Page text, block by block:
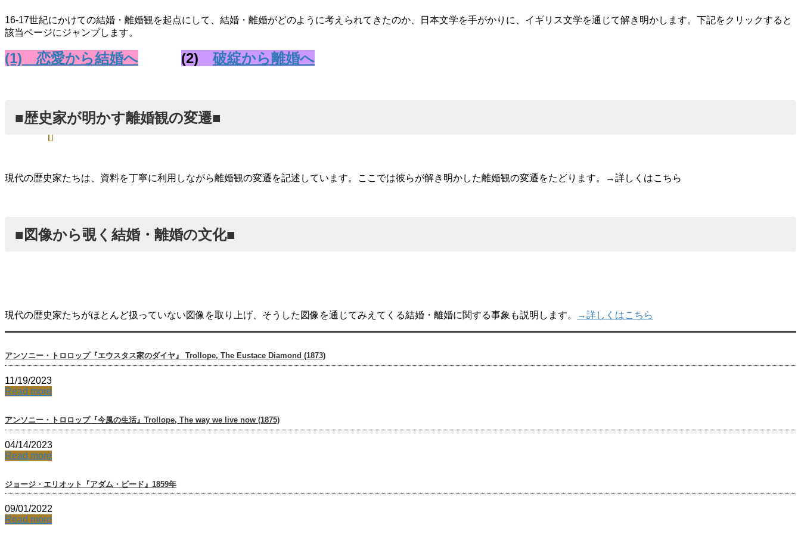
16-17世紀にかけての結婚・離婚観を起点にして、結婚・離婚がどのように考えられてきたのか、日本文学を手がかりに、イギリス文学を通じて解き明かします。下記をクリックすると
該当ページにジャンプします。
(1) 恋愛から結婚へ (2)破綻から離婚へ
■歴史家が明かす離婚観の変遷■
現代の歴史家たちは、資料を丁寧に利用しながら離婚観の変遷を記述しています。ここでは彼らが解き明かした離婚観の変遷をたどります。→詳しくはこちら
■図像から覗く結婚・離婚の文化■
現代の歴史家たちがほとんど扱っていない図像を取り上げ、そうした図像を通じてみえてくる結婚・離婚に関する事象も説明します。 →詳しくはこちら
アンソニー・トロロップ『エウスタス家のダイヤ』 Trollope, The Eustace Diamond (1873)
11/19/2023
Read more
アンソニー・トロロップ『今風の生活』Trollope, The way we live now (1875)
04/14/2023
Read more
ジョージ・エリオット『アダム・ビード』1859年
09/01/2022
Read more